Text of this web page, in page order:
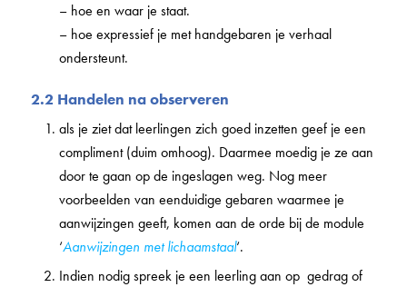
– hoe en waar je staat.
– hoe expressief je met handgebaren je verhaal
ondersteunt.
2.2 Handelen na observeren
als je ziet dat leerlingen zich goed inzetten geef je een
compliment (duim omhoog). Daarmee moedig je ze aan
door te gaan op de ingeslagen weg. Nog meer
voorbeelden van eenduidige gebaren waarmee je
aanwijzingen geeft, komen aan de orde bij de module
‘Aanwijzingen met lichaamstaal‘.
Indien nodig spreek je een leerling aan op gedrag of